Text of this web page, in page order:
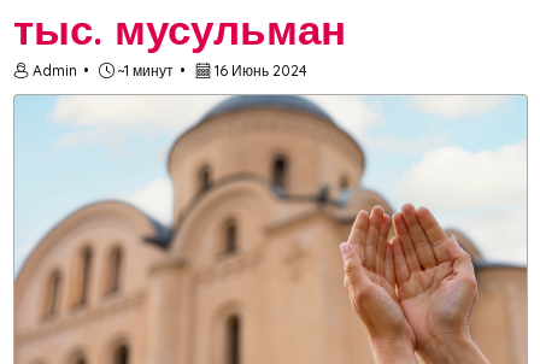
тыс. мусульман
Admin ~1 минут 16 Июнь 2024